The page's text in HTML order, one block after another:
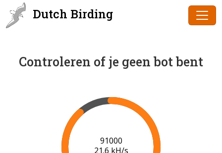
Dutch Birding
Controleren of je geen bot bent
93000
20.9 kH/s